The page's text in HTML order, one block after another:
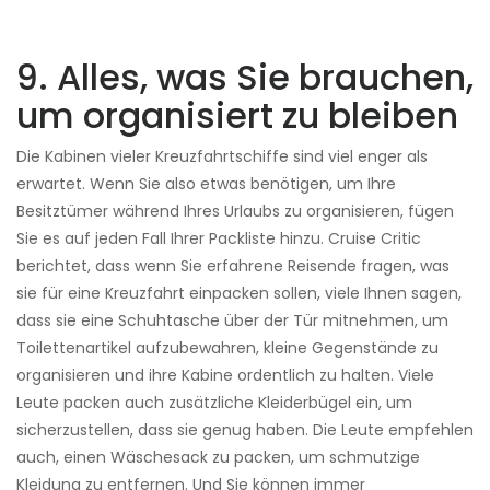
9. Alles, was Sie brauchen,
um organisiert zu bleiben
Die Kabinen vieler Kreuzfahrtschiffe sind viel enger als
erwartet. Wenn Sie also etwas benötigen, um Ihre
Besitztümer während Ihres Urlaubs zu organisieren, fügen
Sie es auf jeden Fall Ihrer Packliste hinzu. Cruise Critic
berichtet, dass wenn Sie erfahrene Reisende fragen, was
sie für eine Kreuzfahrt einpacken sollen, viele Ihnen sagen,
dass sie eine Schuhtasche über der Tür mitnehmen, um
Toilettenartikel aufzubewahren, kleine Gegenstände zu
organisieren und ihre Kabine ordentlich zu halten. Viele
Leute packen auch zusätzliche Kleiderbügel ein, um
sicherzustellen, dass sie genug haben. Die Leute empfehlen
auch, einen Wäschesack zu packen, um schmutzige
Kleidung zu entfernen. Und Sie können immer